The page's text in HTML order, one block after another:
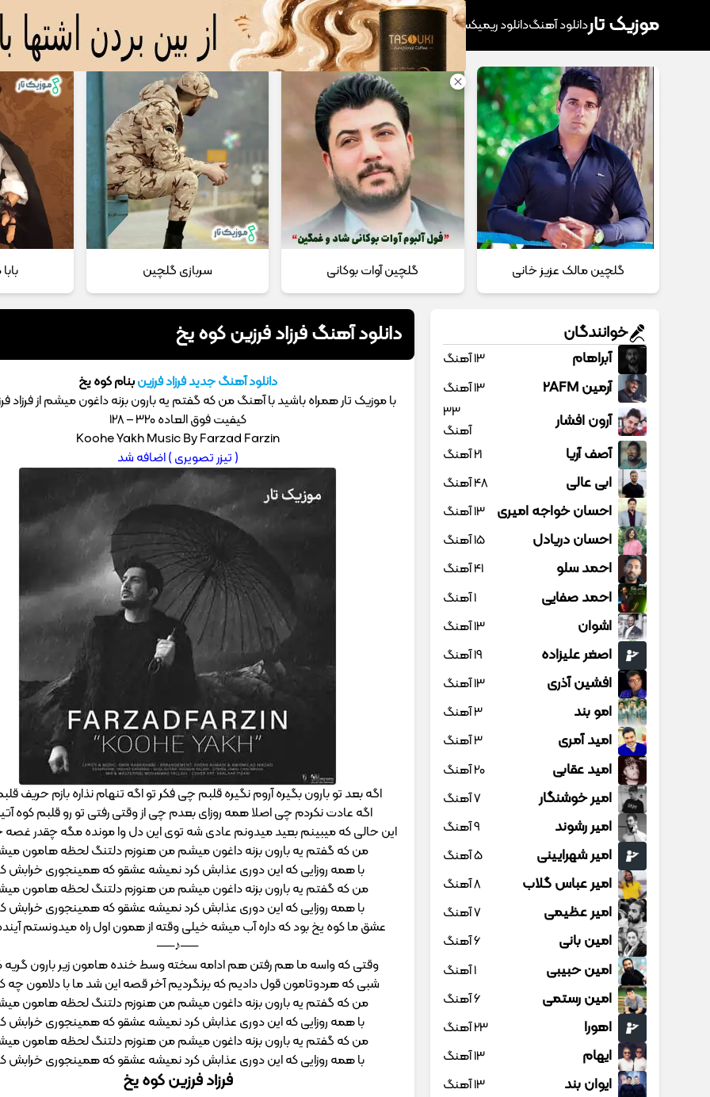
موزیک تاردانلود آهنگدانلود ریمیکسآهنگ پرطرفدار دانلود مداحیتماس با ما
گلچین مالک عزیز خانی گلچین آوات بوکانی سربازی گلچین
دانلود آهنگ فرزاد فرزین کوه یخ
دانلود آهنگ جدیدفرزاد فرزینبنام کوه یخ
با موزیک تار همراه باشید با آهنگ من که گفتم یه بارون بزنه داغون میشم از فرزاد
کیفیت فوق العاده 320 – 128
Koohe Yakh Music By Farzad Farzin
( تیزر تصویری ) اضافه شد
اگه بعد تو بارون بگیره آروم نگیره قلبم چی فکر تو اگه تنهام نذاره بازم حریف
اگه عادت نکردم چی اصلا همه روزای بعدم چی از وقتی رفتی تو رو قلبم کوه
این حالی که میبینم بعید میدونم عادی شه توی این دل وا مونده مگه چقدر
من که گفتم یه بارون بزنه داغون میشم من هنوزم دلتنگ لحظه هامون
با همه روزایی که این دوری عذابش کرد نمیشه عشقو که همینجوری خرابش
من که گفتم یه بارون بزنه داغون میشم من هنوزم دلتنگ لحظه هامون
با همه روزایی که این دوری عذابش کرد نمیشه عشقو که همینجوری خرابش
عشق ما کوه یخ بود که داره آب میشه خیلی وقته از همون اول راه میدونستم
──♪──
وقتی که واسه ما هم رفتن هم ادامه سخته وسط خنده هامون زیر بارون گریه
شبی که هردوتامون قول دادیم که برنگردیم آخر قصه این شد ما با دلامون چه
من که گفتم یه بارون بزنه داغون میشم من هنوزم دلتنگ لحظه هامون
با همه روزایی که این دوری عذابش کرد نمیشه عشقو که همینجوری خرابش
من که گفتم یه بارون بزنه داغون میشم من هنوزم دلتنگ لحظه هامون
با همه روزایی که این دوری عذابش کرد نمیشه عشقو که همینجوری خرابش
فرزاد فرزین کوه یخ
خوانندگان
آبراهام 13 آهنگ
آرمین 2AFM 13 آهنگ
آرون افشار
33
آهنگ
آصف آریا 21 آهنگ
ابی عالی 48 آهنگ
احسان خواجه امیری 13 آهنگ
احسان دریادل 15 آهنگ
احمد سلو 41 آهنگ
احمد صفایی 1 آهنگ
اشوان 13 آهنگ
اصغر علیزاده 19 آهنگ
افشین آذری 13 آهنگ
امو بند 3 آهنگ
امید آمری 3 آهنگ
امید عقابی 20 آهنگ
امیر خوشنگار 7 آهنگ
امیر رشوند 9 آهنگ
امیر شهرایینی 5 آهنگ
امیر عباس گلاب 8 آهنگ
امیر عظیمی 7 آهنگ
امین بانی 6 آهنگ
امین حبیبی 1 آهنگ
امین رستمی 6 آهنگ
اهورا 23 آهنگ
ایهام 13 آهنگ
ایوان بند 13 آهنگ